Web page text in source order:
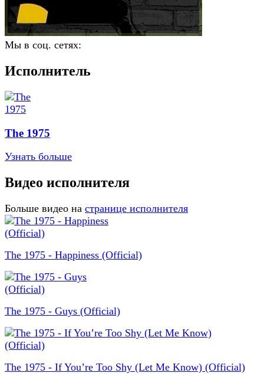
Мы в соц. сетях:
Исполнитель
The 1975
Узнать больше
Видео исполнителя
Больше видео на странице исполнителя
The 1975 - Happiness (Official)
The 1975 - Guys (Official)
The 1975 - If You’re Too Shy (Let Me Know) (Official)